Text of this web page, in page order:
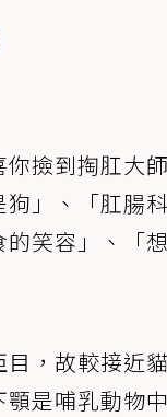
你撿到掏肛大
」、「肛腸
笑容」、「
，故較接近
是哺乳動物